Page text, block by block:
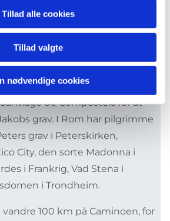
Tillad alle cookies
Tillad valgte
nødvendige cookies
i Europa og i Norden, som
ad gennem de sidste 1000
gå og kirke med at være pilgrim
pilgrimme vandret til steder i
de Compostela for at
grav. I Rom har pilgrimme
grav i Peterskirken,
City, den sorte Madonna i
i Frankrig, Vad Stena i
i Trondheim.
100 km på Caminoen, for